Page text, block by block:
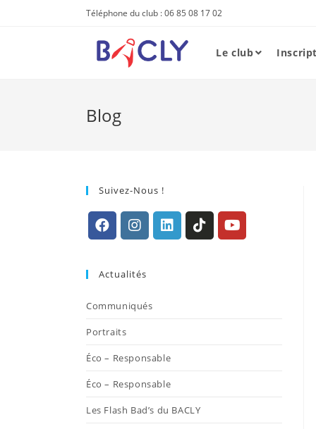
Téléphone du club : 06 85 08 17 02
Le club
Blog
Suivez-Nous !
un
nouvel
nouvel
Actualités
Communiqués
Portraits
Éco – Responsable
Éco – Responsable
Les Flash Bad’s du BACLY